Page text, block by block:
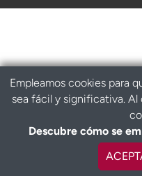
Empleamos cookies para
sea fácil y significativa.
Descubre cómo se